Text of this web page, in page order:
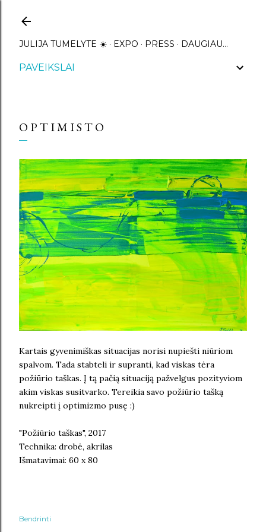
JULIJA TUMELYTE ☀️ EXPO PRESS DAUGIAU…
PAVEIKSLAI
O P T I M I S T O
Kartais gyvenimiškas situacijas norisi nupiešti niūriom
spalvom. Tada stabteli ir supranti, kad viskas tėra
požiūrio taškas. Į tą pačią situaciją pažvelgus pozityviom
akim viskas susitvarko. Tereikia savo požiūrio tašką
nukreipti į optimizmo pusę :)
"Požiūrio taškas", 2017
Technika: drobė, akrilas
Išmatavimai: 60 x 80
Bendrinti